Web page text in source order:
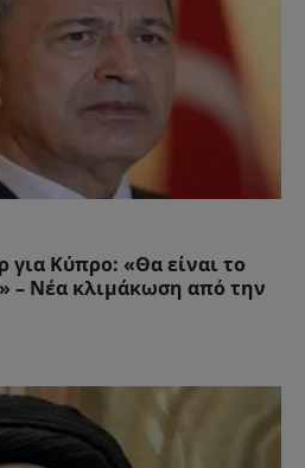
για Κύπρο: «Θα είναι το
– Νέα κλιμάκωση από την